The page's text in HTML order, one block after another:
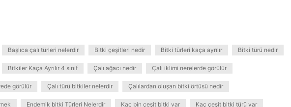
Başlıca çalı türleri nelerdir Bitki çeşitleri nedir Bitki türleri kaça ayrılır Bitki türü nedir
Bitkiler Kaça Ayrılır 4 sınıf Çalı ağacı nedir Çalı iklimi nerelerde görülür
görülür Çalı türü bitkiler nelerdir Çalılardan oluşan bitki örtüsü nedir
Endemik bitki Türleri Nelerdir Kaç bin çeşit bitki var Kaç çeşit bitki türü var